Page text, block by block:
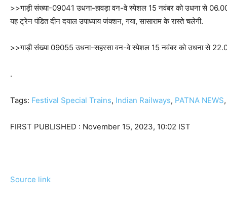
>>गाड़ी संख्या-09041 उधना-हावड़ा वन-वे स्पेशल 15 नवंबर को उधना से
यह ट्रेन पंडित दीन दयाल उपाध्याय जंक्शन, गया, सासाराम के रास्ते चलेगी.
>>गाड़ी संख्या 09055 उधना-सहरसा वन-वे स्पेशल 15 नवंबर को उधना से
.
Tags: Festival Special Trains, Indian Railways, PATNA NEWS
FIRST PUBLISHED : November 15, 2023, 10:02 IST
Source link